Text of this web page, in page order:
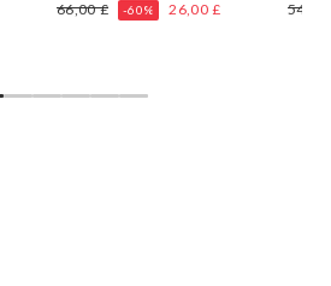
66,00 £
-60% 26,00 £
54,00